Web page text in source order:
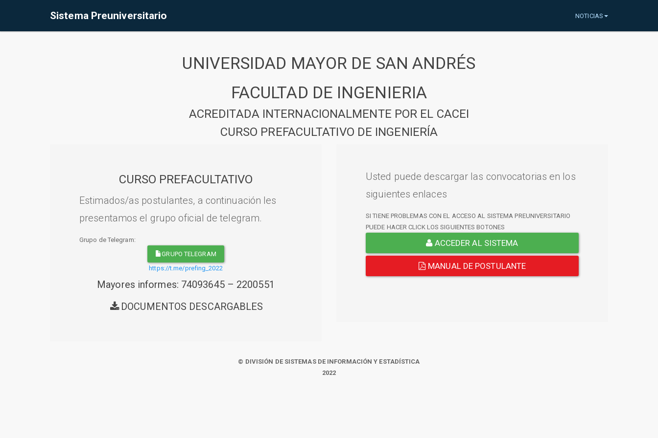
Sistema Preuniversitario NOTICIAS
UNIVERSIDAD MAYOR DE SAN ANDRÉS
FACULTAD DE INGENIERIA
ACREDITADA INTERNACIONALMENTE POR EL CACEI
CURSO PREFACULTATIVO DE INGENIERÍA
CURSO PREFACULTATIVO
Estimados/as postulantes, a continuación les
presentamos el grupo oficial de telegram.
Grupo de Telegram:
GRUPO TELEGRAM
https://t.me/prefing_2022
Mayores informes: 74093645 – 2200551
DOCUMENTOS DESCARGABLES
Usted puede descargar las convocatorias en los
siguientes enlaces
SI TIENE PROBLEMAS CON EL ACCESO AL SISTEMA PREUNIVERSITARIO
PUEDE HACER CLICK LOS SIGUIENTES BOTONES
ACCEDER AL SISTEMA
MANUAL DE POSTULANTE
© DIVISIÓN DE SISTEMAS DE INFORMACIÓN Y ESTADÍSTICA
2022